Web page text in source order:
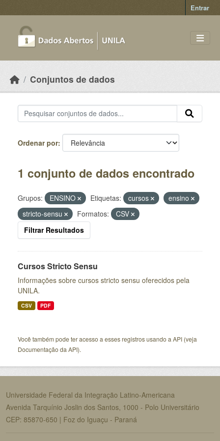
Entrar
Conjuntos de dados
Ordenar por
1 conjunto de dados encontrado
Grupos: ENSINO Etiquetas: cursos
ensino
stricto-sensu
Formatos:
CSV
Filtrar Resultados
Cursos Stricto Sensu
Informações sobre cursos stricto sensu oferecidos pela
UNILA.
CSV PDF
Você também pode ter acesso a esses registros usando a API (veja
Documentação da API).
Universidade Federal da Integração Latino-Americana
Avenida Tarquínio Joslin dos Santos, 1000 - Polo Universitário
CEP: 85870-650 | Foz do Iguaçu - Paraná